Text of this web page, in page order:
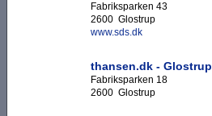
Fabriksparken 43
2600 Glostrup
www.sds.dk
thansen.dk - Glostrup
Fabriksparken 18
2600 Glostrup